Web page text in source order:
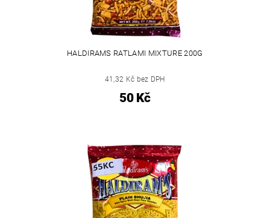
HALDIRAMS RATLAMI MIXTURE 200G
41,32 Kč bez DPH
50 Kč